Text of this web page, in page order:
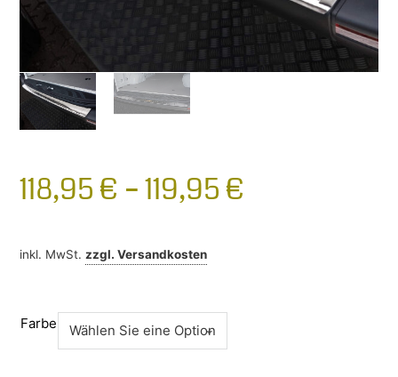
118,95 € –119,95 €
inkl. MwSt. zzgl.Versandkosten
Farbe